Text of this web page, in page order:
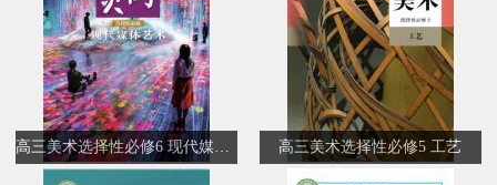
高三美术选择性必修5 工艺